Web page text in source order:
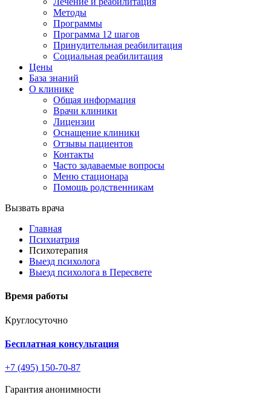
Методы
Программы
Программа 12 шагов
Принудительная реабилитация
Социальная реабилитация
Цены
База знаний
О клинике
Общая информация
Врачи клиники
Лицензии
Оснащение клиники
Отзывы пациентов
Контакты
Часто задаваемые вопросы
Меню стационара
Помощь родственникам
Вызвать врача
Главная
Психиатрия
Психотерапия
Выезд психолога
Выезд психолога в Пересвете
Время работы
Круглосуточно
Бесплатная консультация
+7 (495) 150-70-87
Гарантия анонимности